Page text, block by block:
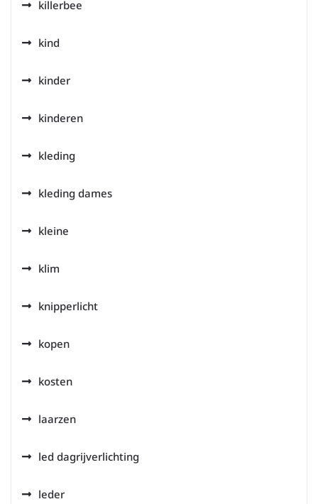
killerbee
kind
kinder
kinderen
kleding
kleding dames
kleine
klim
knipperlicht
kopen
kosten
laarzen
led dagrijverlichting
leder